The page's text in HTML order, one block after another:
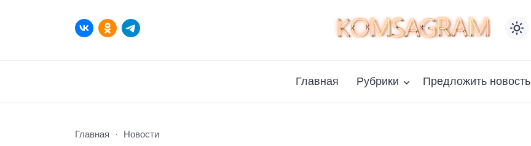
Главная Рубрики Предложить новость
Главная Новости